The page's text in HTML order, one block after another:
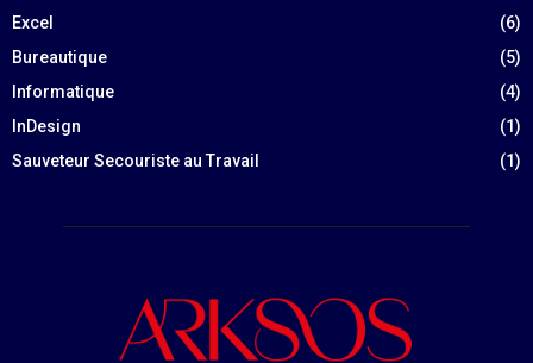
Excel
(6)
Bureautique
(5)
Informatique
(4)
InDesign
(1)
Sauveteur Secouriste au Travail
(1)